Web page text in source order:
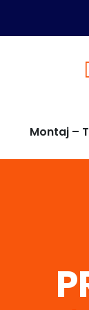
Montaj –